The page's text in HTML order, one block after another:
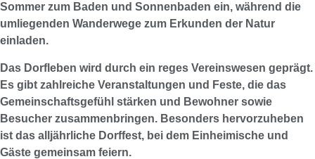
Sommer zum Baden und Sonnenbaden ein, während die
umliegenden Wanderwege zum Erkunden der Natur
einladen.
Das Dorfleben wird durch ein reges Vereinswesen geprägt.
Es gibt zahlreiche Veranstaltungen und Feste, die das
Gemeinschaftsgefühl stärken und Bewohner sowie
Besucher zusammenbringen. Besonders hervorzuheben
ist das alljährliche Dorffest, bei dem Einheimische und
Gäste gemeinsam feiern.